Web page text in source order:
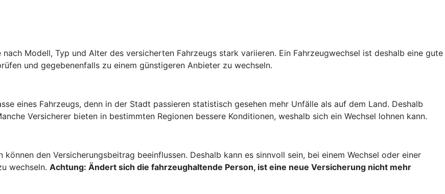
Modell, Typ und Alter des versicherten Fahrzeugs stark variieren. Ein Fahrzeugwechsel ist deshalb eine gute
und gegebenenfalls zu einem günstigeren Anbieter zu wechseln.
eines Fahrzeugs, denn in der Stadt passieren statistisch gesehen mehr Unfälle als auf dem Land. Deshalb
Versicherer bieten in bestimmten Regionen bessere Konditionen, weshalb sich ein Wechsel lohnen kann.
den Versicherungsbeitrag beeinflussen. Deshalb kann es sinnvoll sein, bei einem Wechsel oder einer
wechseln. Achtung: Ändert sich die fahrzeughaltende Person, ist eine neue Versicherung nicht mehr